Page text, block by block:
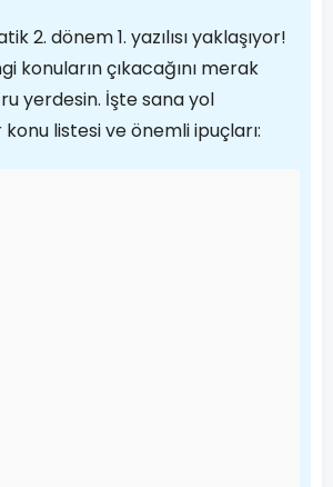
2. dönem 1. yazılısı yaklaşıyor!
konuların çıkacağını merak
yerdesin. İşte sana yol
listesi ve önemli ipuçları: